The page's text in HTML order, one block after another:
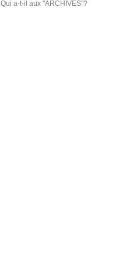
Qui a-t-il aux "ARCHIVES"?